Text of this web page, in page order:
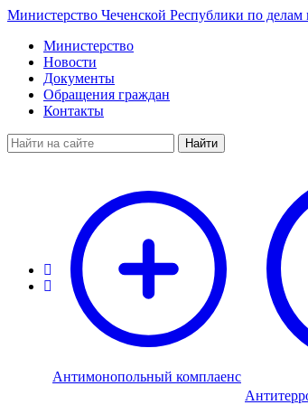
Министерство Чеченской Республики по
Министерство
Новости
Документы
Обращения граждан
Контакты
Найти
Антимонопольный комплаенс